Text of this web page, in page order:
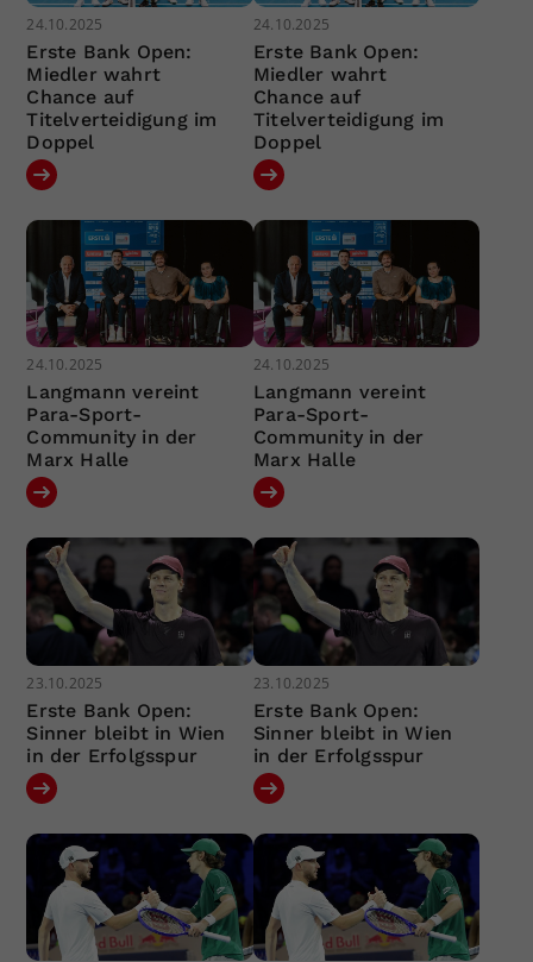
24.10.2025
Erste Bank Open:
Miedler wahrt
Chance auf
Titelverteidigung im
Doppel
24.10.2025
Erste Bank Open:
Miedler wahrt
Chance auf
Titelverteidigung im
Doppel
24.10.2025
Langmann vereint
Para-Sport-
Community in der
Marx Halle
24.10.2025
Langmann vereint
Para-Sport-
Community in der
Marx Halle
23.10.2025
Erste Bank Open:
Sinner bleibt in Wien
in der Erfolgsspur
23.10.2025
Erste Bank Open:
Sinner bleibt in Wien
in der Erfolgsspur